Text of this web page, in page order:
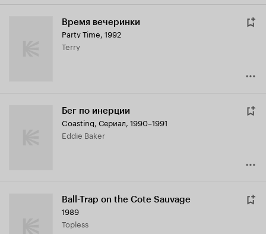
Время вечеринки
Party Time, 1992
Terry
Бег по инерции
Coasting, Сериал, 1990–1991
Eddie Baker
Ball-Trap on the Cote Sauvage
1989
Topless